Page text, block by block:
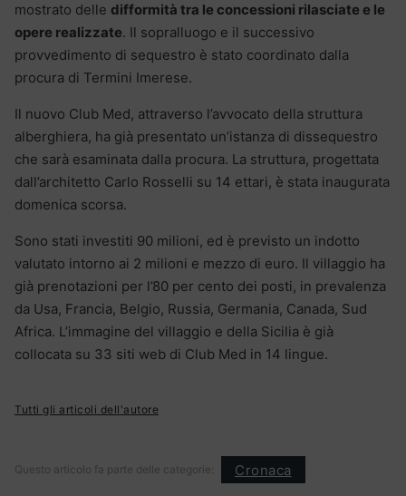
mostrato delle difformità tra le concessioni rilasciate e le
opere realizzate. Il sopralluogo e il successivo
provvedimento di sequestro è stato coordinato dalla
procura di Termini Imerese.
Il nuovo Club Med, attraverso l’avvocato della struttura
alberghiera, ha già presentato un’istanza di dissequestro
che sarà esaminata dalla procura. La struttura, progettata
dall’architetto Carlo Rosselli su 14 ettari, è stata inaugurata
domenica scorsa.
Sono stati investiti 90 milioni, ed è previsto un indotto
valutato intorno ai 2 milioni e mezzo di euro. Il villaggio ha
già prenotazioni per l’80 per cento dei posti, in prevalenza
da Usa, Francia, Belgio, Russia, Germania, Canada, Sud
Africa. L’immagine del villaggio e della Sicilia è già
collocata su 33 siti web di Club Med in 14 lingue.
Tutti gli articoli dell'autore
Questo articolo fa parte delle categorie: Cronaca